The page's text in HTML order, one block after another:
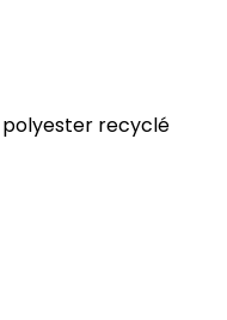
polyester recyclé